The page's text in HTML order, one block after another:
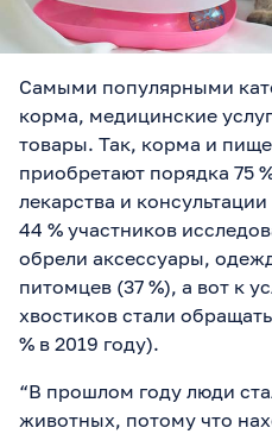
Самыми популярными
корма, медицинские
товары. Так, корма и
приобретают порядка 75
лекарства и
44 % участников
обрели аксессуары,
питомцев (37 %), а вот к
хвостиков стали
% в 2019 году).
“В прошлом году люди
животных, потому что